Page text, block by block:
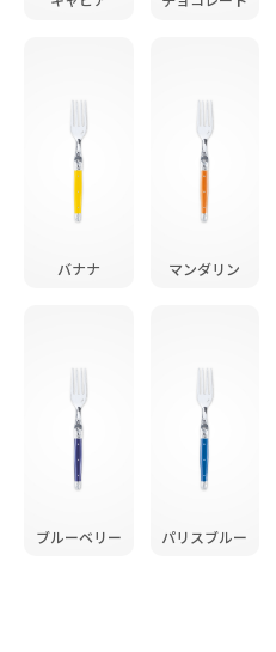
バナナ マンダリン
ブルーベリー パリスブルー